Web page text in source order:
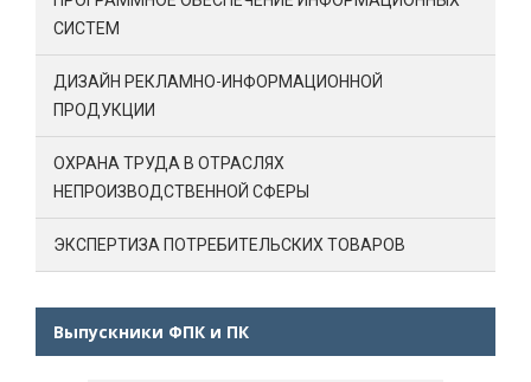
СИСТЕМ
ДИЗАЙН РЕКЛАМНО-ИНФОРМАЦИОННОЙ
ПРОДУКЦИИ
ОХРАНА ТРУДА В ОТРАСЛЯХ
НЕПРОИЗВОДСТВЕННОЙ СФЕРЫ
ЭКСПЕРТИЗА ПОТРЕБИТЕЛЬСКИХ ТОВАРОВ
Выпускники ФПК и ПК